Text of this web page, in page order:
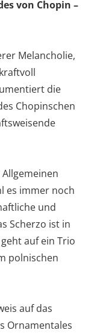
von Chopin –
Melancholie,
die
Chopinschen
es immer noch
und
Scherzo ist in
auf ein Trio
polnischen
auf das
Ornamentales